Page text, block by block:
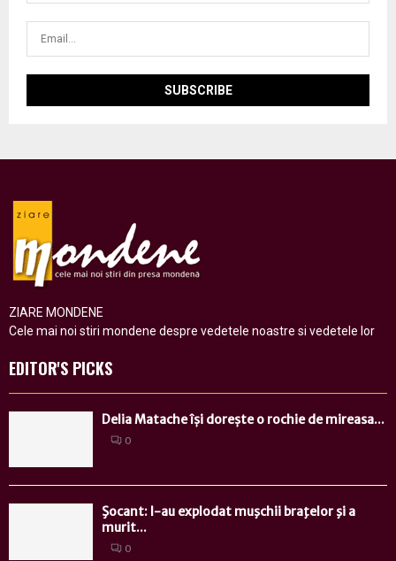
ZIARE MONDENE
Cele mai noi stiri mondene despre vedetele noastre si vedetele lor
EDITOR'S PICKS
Delia Matache își dorește o rochie de mireasa...
0
Şocant: I-au explodat muşchii braţelor şi a
murit...
0